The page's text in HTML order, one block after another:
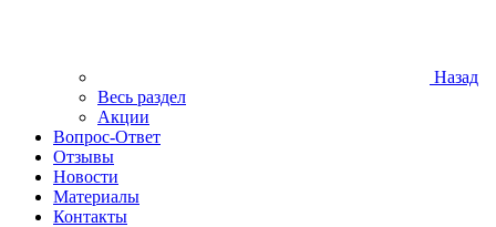
Назад
Весь раздел
Акции
Вопрос-Ответ
Отзывы
Новости
Материалы
Контакты